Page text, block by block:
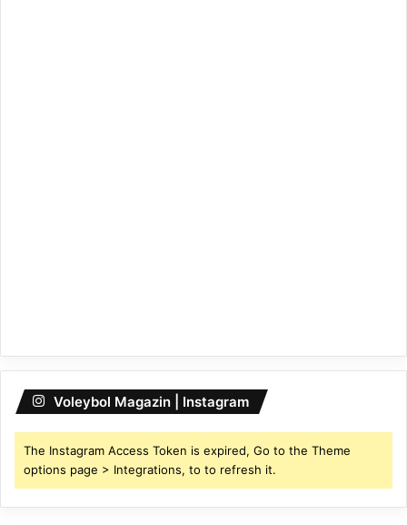
Voleybol Magazin | Instagram
The Instagram Access Token is expired, Go to the Theme
options page > Integrations, to to refresh it.